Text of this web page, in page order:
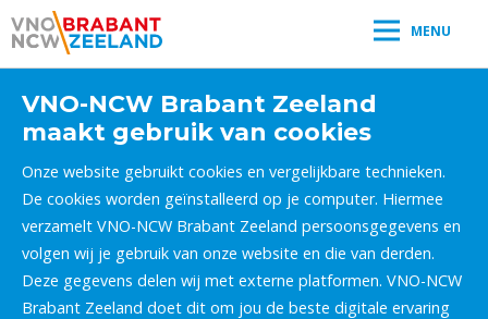
MENU
VNO-NCW Brabant Zeeland
maakt gebruik van cookies
Onze website gebruikt cookies en vergelijkbare technieken.
De cookies worden geïnstalleerd op je computer. Hiermee
verzamelt VNO-NCW Brabant Zeeland persoonsgegevens en
volgen wij je gebruik van onze website en die van derden.
Deze gegevens delen wij met externe platformen. VNO-NCW
Brabant Zeeland doet dit om jou de beste digitale ervaring